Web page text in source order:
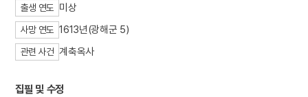
2
3 한글
4 경조부지
출생 연도 미상
사망 연도 1613년(광해군 5)
관련 사건 계축옥사
집필 및 수정